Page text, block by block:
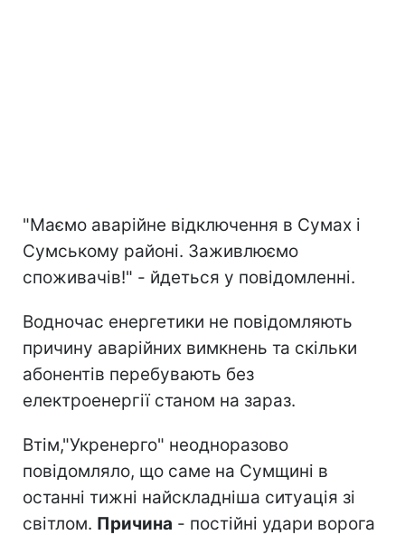
"Маємо аварійне відключення в Сумах і
Сумському районі. Заживлюємо
споживачів!" - йдеться у повідомленні.
Водночас енергетики не повідомляють
причину аварійних вимкнень та скільки
абонентів перебувають без
електроенергії станом на зараз.
Втім,"Укренерго" неодноразово
повідомляло, що саме на Сумщині в
останні тижні найскладніша ситуація зі
світлом. Причина - постійні удари ворога